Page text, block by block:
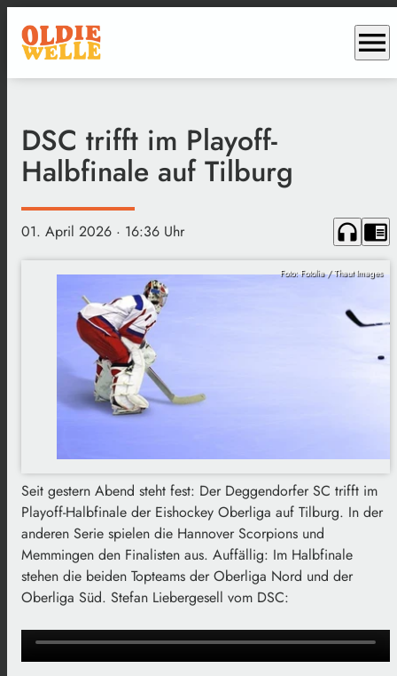
menu
DSC trifft im Playoff-
Halbfinale auf Tilburg
01. April 2026 · 16:36 Uhr headphones chrome_reader_mode
Foto: Fotolia / Thaut Images
Seit gestern Abend steht fest: Der Deggendorfer SC trifft im
Playoff-Halbfinale der Eishockey Oberliga auf Tilburg. In der
anderen Serie spielen die Hannover Scorpions und
Memmingen den Finalisten aus. Auffällig: Im Halbfinale
stehen die beiden Topteams der Oberliga Nord und der
Oberliga Süd. Stefan Liebergesell vom DSC: